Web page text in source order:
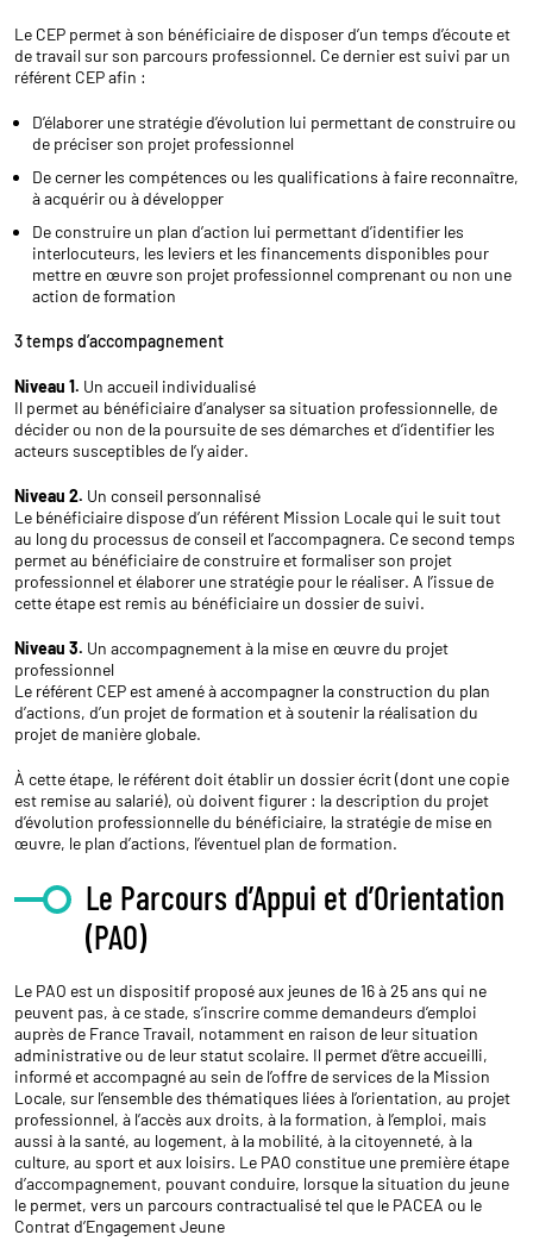
Le CEP permet à son bénéficiaire de disposer d’un temps d’écoute et
de travail sur son parcours professionnel. Ce dernier est suivi par un
référent CEP afin :
D’élaborer une stratégie d’évolution lui permettant de construire ou
de préciser son projet professionnel
De cerner les compétences ou les qualifications à faire reconnaître,
à acquérir ou à développer
De construire un plan d’action lui permettant d’identifier les
interlocuteurs, les leviers et les financements disponibles pour
mettre en œuvre son projet professionnel comprenant ou non une
action de formation
3 temps d’accompagnement
Niveau 1. Un accueil individualisé
Il permet au bénéficiaire d’analyser sa situation professionnelle, de
décider ou non de la poursuite de ses démarches et d’identifier les
acteurs susceptibles de l’y aider.
Niveau 2. Un conseil personnalisé
Le bénéficiaire dispose d’un référent Mission Locale qui le suit tout
au long du processus de conseil et l’accompagnera. Ce second temps
permet au bénéficiaire de construire et formaliser son projet
professionnel et élaborer une stratégie pour le réaliser. A l’issue de
cette étape est remis au bénéficiaire un dossier de suivi.
Niveau 3. Un accompagnement à la mise en œuvre du projet
professionnel
Le référent CEP est amené à accompagner la construction du plan
d’actions, d’un projet de formation et à soutenir la réalisation du
projet de manière globale.
À cette étape, le référent doit établir un dossier écrit (dont une copie
est remise au salarié), où doivent figurer : la description du projet
d’évolution professionnelle du bénéficiaire, la stratégie de mise en
œuvre, le plan d’actions, l’éventuel plan de formation.
Le Parcours d’Appui et d’Orientation
(PAO)
Le PAO est un dispositif proposé aux jeunes de 16 à 25 ans qui ne
peuvent pas, à ce stade, s’inscrire comme demandeurs d’emploi
auprès de France Travail, notamment en raison de leur situation
administrative ou de leur statut scolaire. Il permet d’être accueilli,
informé et accompagné au sein de l’offre de services de la Mission
Locale, sur l’ensemble des thématiques liées à l’orientation, au projet
professionnel, à l’accès aux droits, à la formation, à l’emploi, mais
aussi à la santé, au logement, à la mobilité, à la citoyenneté, à la
culture, au sport et aux loisirs. Le PAO constitue une première étape
d’accompagnement, pouvant conduire, lorsque la situation du jeune
le permet, vers un parcours contractualisé tel que le PACEA ou le
Contrat d’Engagement Jeune